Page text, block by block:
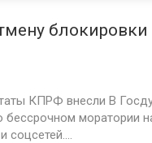
блокировки
КПРФ внесли В
бессрочном моратории
соцсетей....